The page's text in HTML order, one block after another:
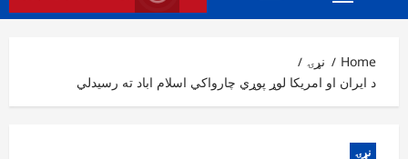
Home
نړۍ
د ایران او امریکا لوړ پوړي چارواکي اسلام اباد ته رسیدلي
نړۍ